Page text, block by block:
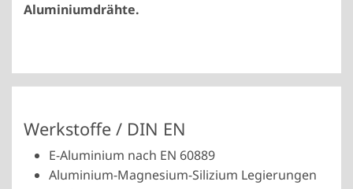
Aluminiumdrähte.
Werkstoffe / DIN EN
E-Aluminium nach EN 60889
Aluminium-Magnesium-Silizium Legierungen